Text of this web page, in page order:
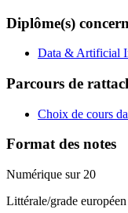
Diplôme(s)
Data & Artificial
Parcours de
Choix de cours
Format des notes
Numérique sur 20
Littérale/grade européen